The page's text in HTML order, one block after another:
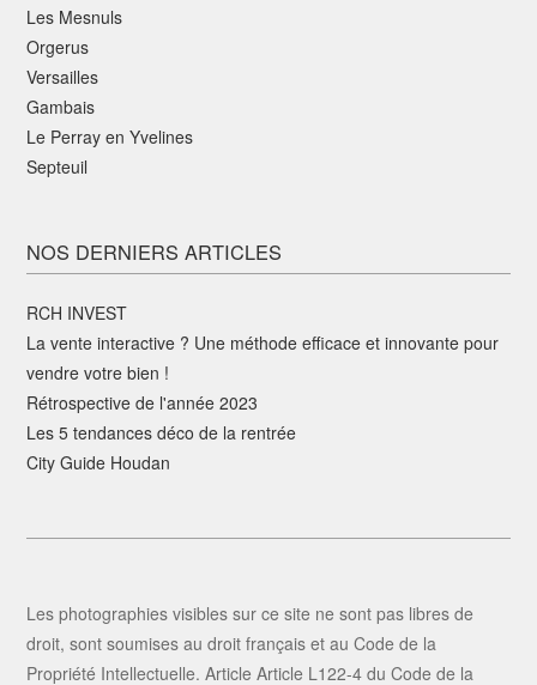
Les Mesnuls
Orgerus
Versailles
Gambais
Le Perray en Yvelines
Septeuil
NOS DERNIERS ARTICLES
RCH INVEST
La vente interactive ? Une méthode efficace et innovante pour
vendre votre bien !
Rétrospective de l'année 2023
Les 5 tendances déco de la rentrée
City Guide Houdan
Les photographies visibles sur ce site ne sont pas libres de
droit, sont soumises au droit français et au Code de la
Propriété Intellectuelle. Article Article L122-4 du Code de la